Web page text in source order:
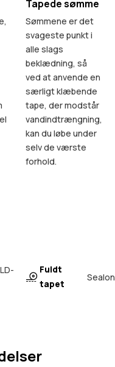
Tapede sømme
Sømmene er det
svageste punkt i
alle slags
beklædning, så
ved at anvende en
særligt klæbende
tape, der modstår
vandindtrængning,
kan du løbe under
selv de værste
forhold.
Fuldt
tapet
Sealon